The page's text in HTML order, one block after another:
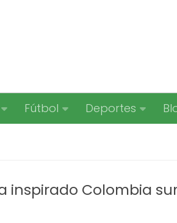
Fútbol Deportes
inspirado Colombia